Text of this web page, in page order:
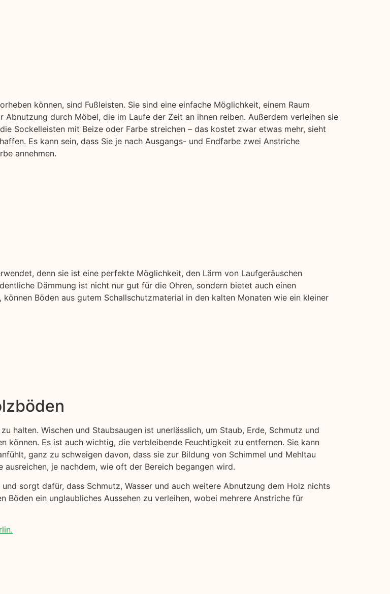
können, sind Fußleisten. Sie sind eine einfache Möglichkeit, einem Raum
durch Möbel, die im Laufe der Zeit an ihnen reiben. Außerdem verleihen sie
Sockelleisten mit Beize oder Farbe streichen – das kostet zwar etwas mehr, sieht
Es kann sein, dass Sie je nach Ausgangs- und Endfarbe zwei Anstriche
annehmen.
denn sie ist eine perfekte Möglichkeit, den Lärm von Laufgeräuschen
Dämmung ist nicht nur gut für die Ohren, sondern bietet auch einen
Böden aus gutem Schallschutzmaterial in den kalten Monaten wie ein kleiner
halten. Wischen und Staubsaugen ist unerlässlich, um Staub, Erde, Schmutz und
Es ist auch wichtig, die verbleibende Feuchtigkeit zu entfernen. Sie kann
ganz zu schweigen davon, dass sie zur Bildung von Schimmel und Mehltau
je nachdem, wie oft der Bereich begangen wird.
sorgt dafür, dass Schmutz, Wasser und auch weitere Abnutzung dem Holz nichts
Böden ein unglaubliches Aussehen zu verleihen, wobei mehrere Anstriche für